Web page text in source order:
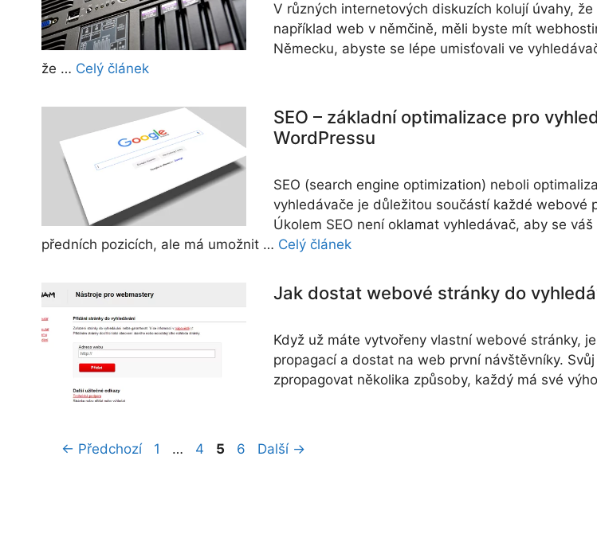
V různých internetových diskuzích kolují úvahy,
například web v němčině, měli byste mít
Německu, abyste se lépe umisťovali ve
že … Celý článek
SEO – základní optimalizace pro
WordPressu
SEO (search engine optimization) neboli
vyhledávače je důležitou součástí každé webové
Úkolem SEO není oklamat vyhledávač, aby se
předních pozicích, ale má umožnit … Celý článek
Jak dostat webové stránky do
Když už máte vytvořeny vlastní webové stránky,
propagací a dostat na web první návštěvníky.
zpropagovat několika způsoby, každý má své
← Předchozí Stránka
1 … Stránka
4 Stránka
5 Stránka
6 Další →